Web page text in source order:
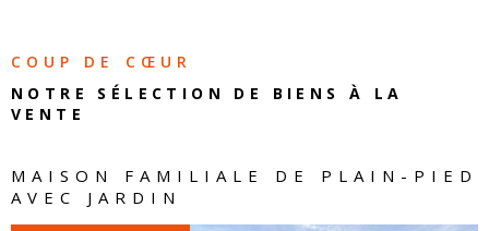
COUP DE CŒUR
NOTRE SÉLECTION DE BIENS À LA
VENTE
MAISON FAMILIALE DE PLAIN-PIED
AVEC JARDIN